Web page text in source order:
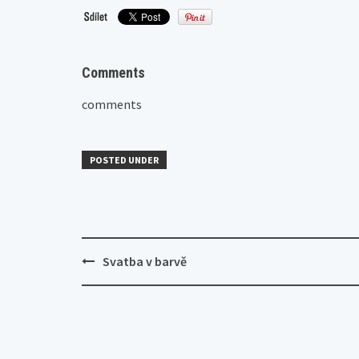
Comments
comments
POSTED UNDER
Post
navigation
Svatba v barvě